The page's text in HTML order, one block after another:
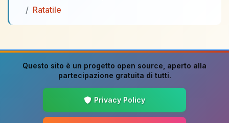
Ratatile
Questo sito è un progetto open source , aperto alla
partecipazione gratuita di tutti.
Privacy Policy